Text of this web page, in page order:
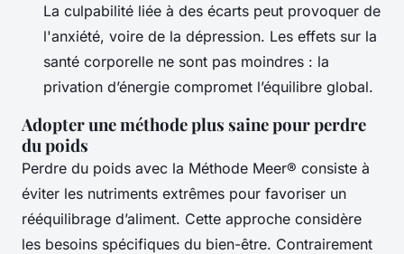
La culpabilité liée à des écarts peut provoquer de
l'anxiété, voire de la dépression. Les effets sur la
santé corporelle ne sont pas moindres : la
privation d’énergie compromet l’équilibre global.
Adopter une méthode plus saine pour perdre
du poids
Perdre du poids avec la Méthode Meer® consiste à
éviter les nutriments extrêmes pour favoriser un
rééquilibrage d’aliment. Cette approche considère
les besoins spécifiques du bien-être. Contrairement